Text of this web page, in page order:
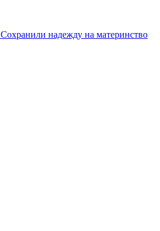
Сохранили надежду на материнство